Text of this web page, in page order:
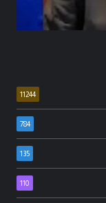
أغسطس 07, 2026
11244
784
135
110